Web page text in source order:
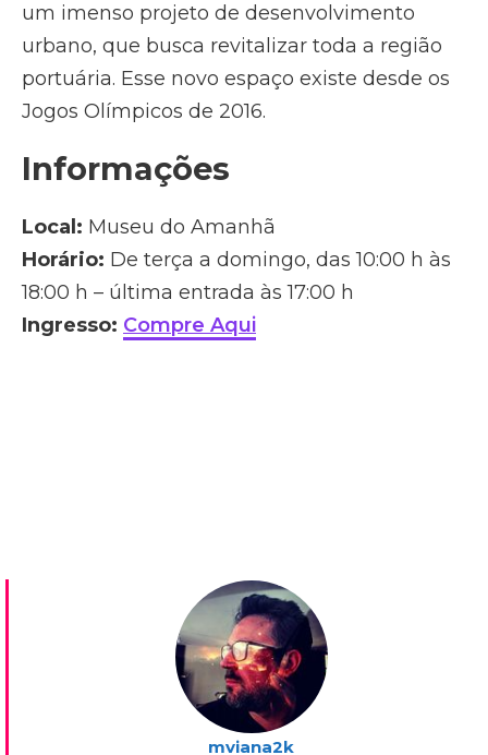
um imenso projeto de desenvolvimento
urbano, que busca revitalizar toda a região
portuária. Esse novo espaço existe desde os
Jogos Olímpicos de 2016.
Informações
Local: Museu do Amanhã
Horário: De terça a domingo, das 10:00 h às
18:00 h – última entrada às 17:00 h
Ingresso: Compre Aqui
mviana2k